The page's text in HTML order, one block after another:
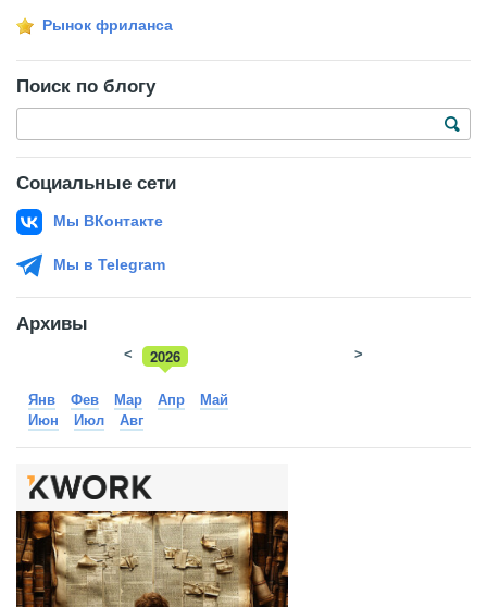
Рынок фриланса
Поиск по блогу
Социальные сети
Мы ВКонтакте
Мы в Telegram
Архивы
2026
2025
< >
Янв Фев Мар Апр
Май
Июн
Июл Авг